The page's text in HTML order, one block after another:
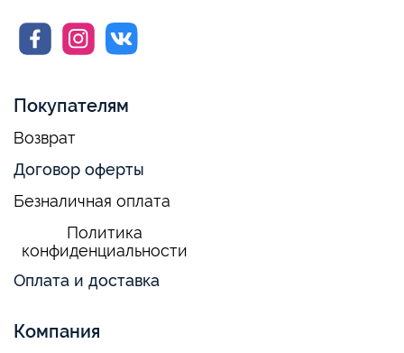
Покупателям
Возврат
Договор оферты
Безналичная оплата
Политика
конфиденциальности
Оплата и доставка
Компания